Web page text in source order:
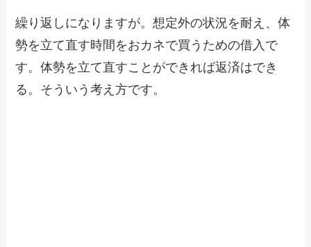
繰り返しになりますが。想定外の状況を耐え、体
勢を立て直す時間をおカネで買うための借入で
す。体勢を立て直すことができれば返済はでき
る。そういう考え方です。